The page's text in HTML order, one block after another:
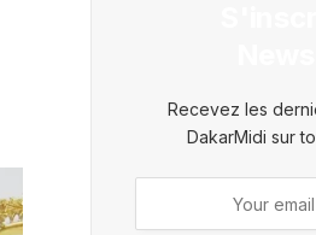
Recevez les
DakarMidi sur